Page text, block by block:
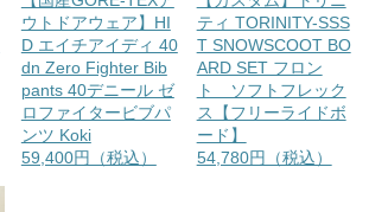
ウトドアウェア】HI
D エイチアイディ 40
dn Zero Fighter Bib
pants 40デニール ゼ
ロファイタービブパ
ンツ Koki
59,400円（税込）
ティ TORINITY-SSS
T SNOWSCOOT BO
ARD SET フロン
ト ソフトフレック
ス【フリーライドボ
ード】
54,780円（税込）